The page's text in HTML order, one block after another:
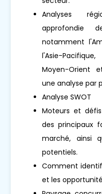
Analyses
approfondie
notamment
l'Asie-
Moyen-Orient
une analyse par
Analyse SWOT
Moteurs et
des principaux
marché, ainsi
potentiels.
Comment
et les